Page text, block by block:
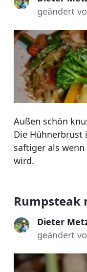
geändert
Außen schön
Die Hühnerbrust
saftiger als
wird.
Rumpsteak
Dieter
geändert